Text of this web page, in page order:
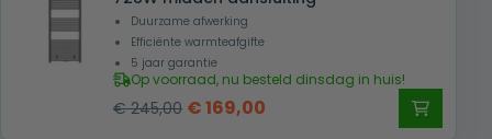
Duurzame afwerking
Efficiënte warmteafgifte
5 jaar garantie
Op voorraad, nu besteld dinsdag in huis!
€245,00 Oorspronkelijke
€169,00